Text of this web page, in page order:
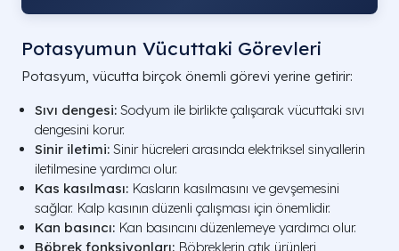
Potasyumun Vücuttaki Görevleri
Potasyum, vücutta birçok önemli görevi yerine getirir:
Sıvı dengesi: Sodyum ile birlikte çalışarak vücuttaki sıvı
dengesini korur.
Sinir iletimi: Sinir hücreleri arasında elektriksel sinyallerin
iletilmesine yardımcı olur.
Kas kasılması: Kasların kasılmasını ve gevşemesini
sağlar. Kalp kasının düzenli çalışması için önemlidir.
Kan basıncı: Kan basıncını düzenlemeye yardımcı olur.
Böbrek fonksiyonları: Böbreklerin atık ürünleri